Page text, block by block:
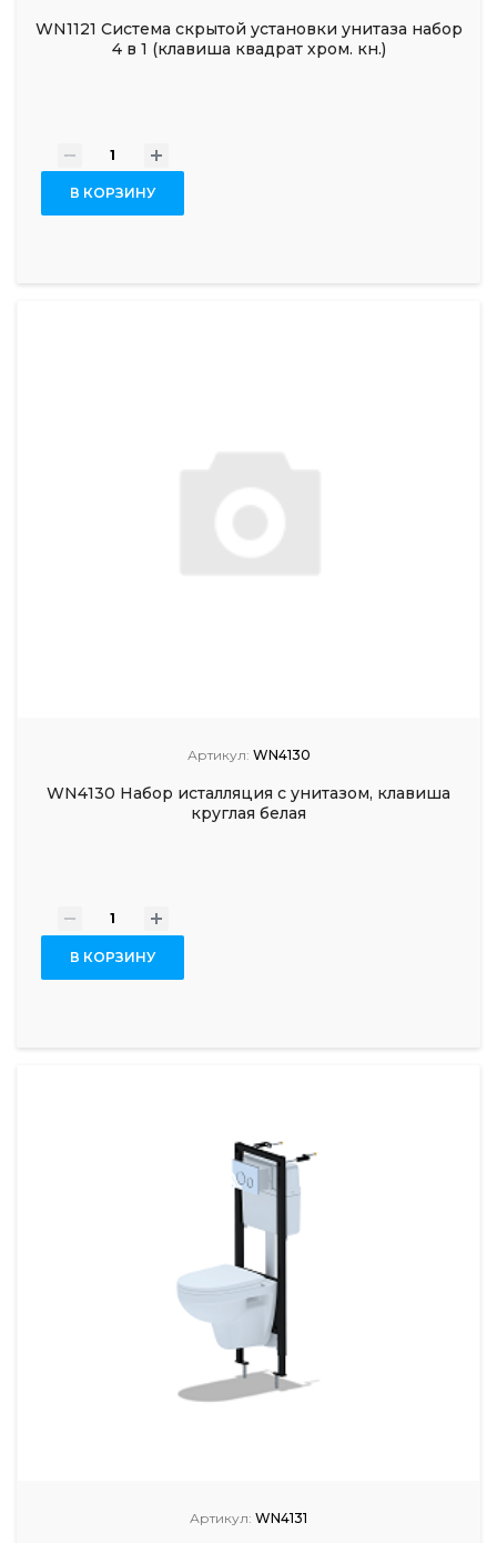
WN1121 Система скрытой установки унитаза набор
4 в 1 (клавиша квадрат хром. кн.)
- +
В КОРЗИНУ
Артикул: WN4130
WN4130 Набор исталляция с унитазом, клавиша
круглая белая
- +
В КОРЗИНУ
Артикул: WN4131